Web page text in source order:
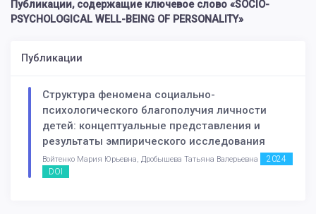
Публикации, содержащие ключевое слово «SOCIO-
PSYCHOLOGICAL WELL-BEING OF PERSONALITY»
Публикации
Структура феномена социально-
психологического благополучия личности
детей: концептуальные представления и
результаты эмпирического исследования
Войтенко Мария Юрьевна, Дробышева Татьяна Валерьевна
2024
DOI